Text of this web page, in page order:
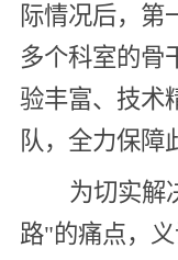
际情况后，第
多个科室的骨
验丰富、技术
队，全力保障
为切实解
路"的痛点，